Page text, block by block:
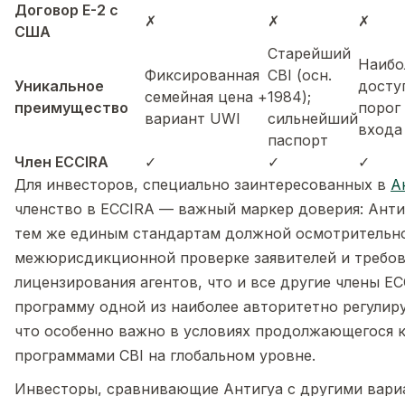
Договор E-2 с
США
✗ ✗ ✗
Уникальное
преимущество
Фиксированная
семейная цена +
вариант UWI
Старейший
CBI (осн.
1984);
сильнейший
паспорт
порог
входа
Член ECCIRA
✓ ✓
✓
Для инвесторов, специально заинтересованных в
членство в ECCIRA — важный маркер доверия:
тем же единым стандартам должной
межюрисдикционной проверке заявителей и
лицензирования агентов, что и все другие члены
программу одной из наиболее авторитетно
что особенно важно в условиях продолжающегося
программами CBI на глобальном уровне.
Инвесторы, сравнивающие Антигуа с другими